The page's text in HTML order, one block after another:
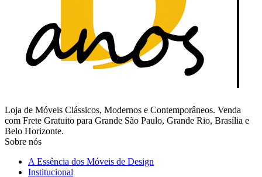
Loja de Móveis Clássicos, Modernos e Contemporâneos. Venda
com Frete Gratuito para Grande São Paulo, Grande Rio, Brasília e
Belo Horizonte.
Sobre nós
A Essência dos Móveis de Design
Institucional